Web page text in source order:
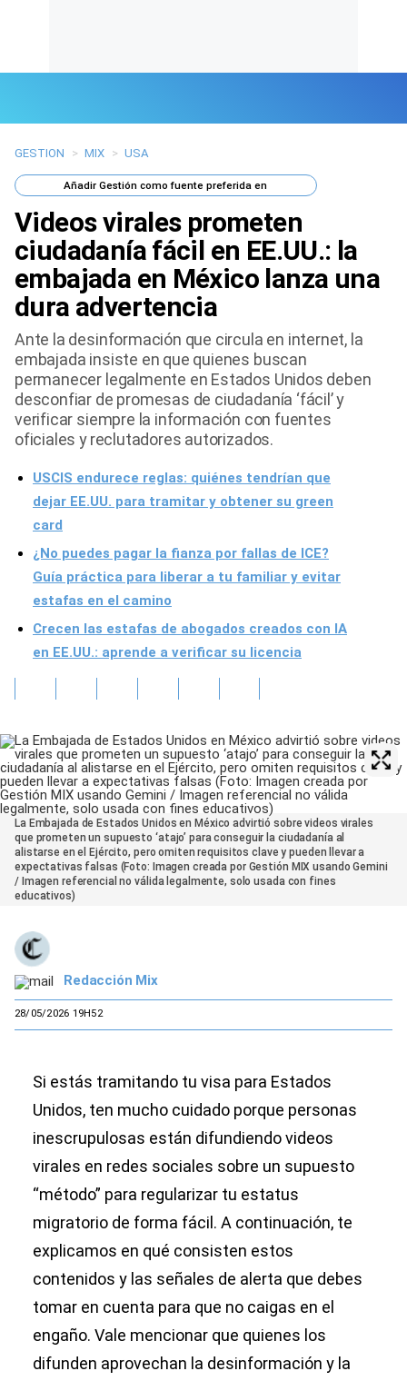
Últimas Noticias
Mi Bolsillo
Respuestas
Gente
Tendencias Mix
Sports
GESTION > MIX > USA
AñadirGestión como fuente preferida en
Videos virales prometen
ciudadanía fácil en EE.UU.: la
embajada en México lanza una
dura advertencia
Ante la desinformación que circula en internet, la
embajada insiste en que quienes buscan
permanecer legalmente en Estados Unidos deben
desconfiar de promesas de ciudadanía ‘fácil’ y
verificar siempre la información con fuentes
oficiales y reclutadores autorizados.
USCIS endurece reglas: quiénes tendrían que
dejar EE.UU. para tramitar y obtener su green
card
¿No puedes pagar la fianza por fallas de ICE?
Guía práctica para liberar a tu familiar y evitar
estafas en el camino
Crecen las estafas de abogados creados con IA
en EE.UU.: aprende a verificar su licencia
La Embajada de Estados Unidos en México advirtió sobre videos virales
que prometen un supuesto ‘atajo’ para conseguir la ciudadanía al
alistarse en el Ejército, pero omiten requisitos clave y pueden llevar a
expectativas falsas (Foto: Imagen creada por Gestión MIX usando Gemini
/ Imagen referencial no válida legalmente, solo usada con fines
educativos)
Redacción Mix
28/05/2026 19H52
Si estás tramitando tu visa para Estados
Unidos, ten mucho cuidado porque personas
inescrupulosas están difundiendo videos
virales en redes sociales sobre un supuesto
“método” para regularizar tu estatus
migratorio de forma fácil. A continuación, te
explicamos en qué consisten estos
contenidos y las señales de alerta que debes
tomar en cuenta para que no caigas en el
engaño. Vale mencionar que quienes los
difunden aprovechan la desinformación y la